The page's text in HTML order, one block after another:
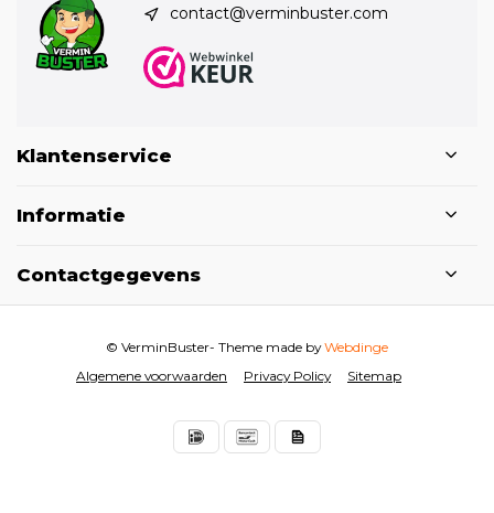
contact@verminbuster.com
Klantenservice
Informatie
Contactgegevens
Algemene voorwaarden Privacy Policy Sitemap
© VerminBuster- Theme made byWebdinge